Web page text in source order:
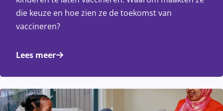
die keuze en hoe zien ze de toekomst van
vaccineren?
Lees meer